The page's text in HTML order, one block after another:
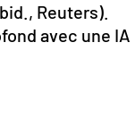
Reuters).
avec une IA